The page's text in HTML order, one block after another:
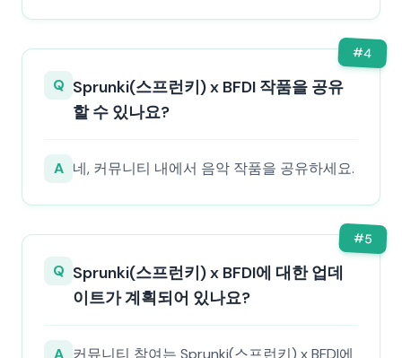
#4
Q Sprunki(스프런키) x BFDI 작품을 공유
할 수 있나요?
A 네, 커뮤니티 내에서 음악 작품을 공유하세요.
#5
Q Sprunki(스프런키) x BFDI에 대한 업데
이트가 계획되어 있나요?
A 커뮤니티 참여는 Sprunki(스프런키) x BFDI에